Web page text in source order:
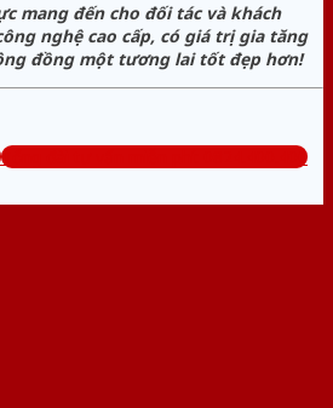
mang đến cho đối tác và khách
nghệ cao cấp, có giá trị gia tăng
đồng một tương lai tốt đẹp hơn!
Tổng đài tư vấn miễn phí: 0824.400.400